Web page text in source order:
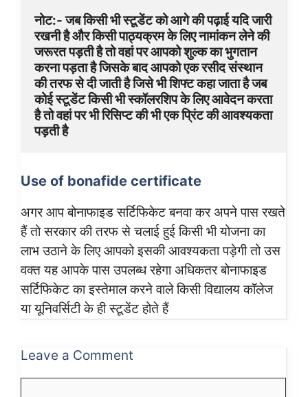
नोट:- जब किसी भी स्टूडेंट को आगे की पढ़ाई यदि जारी
रखनी है और किसी पाठ्यक्रम के लिए नामांकन लेने की
जरूरत पड़ती है तो वहां पर आपको शुल्क का भुगतान
करना पड़ता है जिसके बाद आपको एक रसीद संस्थान
की तरफ से दी जाती है जिसे भी शिफ्ट कहा जाता है जब
कोई स्टूडेंट किसी भी स्कॉलरशिप के लिए आवेदन करता
है तो वहां पर भी रिसिप्ट की भी एक प्रिंट की आवश्यकता
पड़ती है
Use of bonafide certificate
अगर आप बोनाफाइड सर्टिफिकेट बनवा कर अपने पास रखते
हैं तो सरकार की तरफ से चलाई हुई किसी भी योजना का
लाभ उठाने के लिए आपको इसकी आवश्यकता पड़ेगी तो उस
वक्त यह आपके पास उपलब्ध रहेगा अधिकतर बोनाफाइड
सर्टिफिकेट का इस्तेमाल करने वाले किसी विद्यालय कॉलेज
या यूनिवर्सिटी के ही स्टूडेंट होते हैं
Leave a Comment